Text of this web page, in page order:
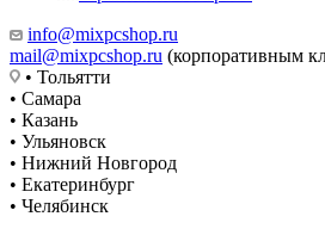
info@mixpcshop.ru
mail@mixpcshop.ru (корпоративным
• Тольятти
• Самара
• Казань
• Ульяновск
• Нижний Новгород
• Екатеринбург
• Челябинск